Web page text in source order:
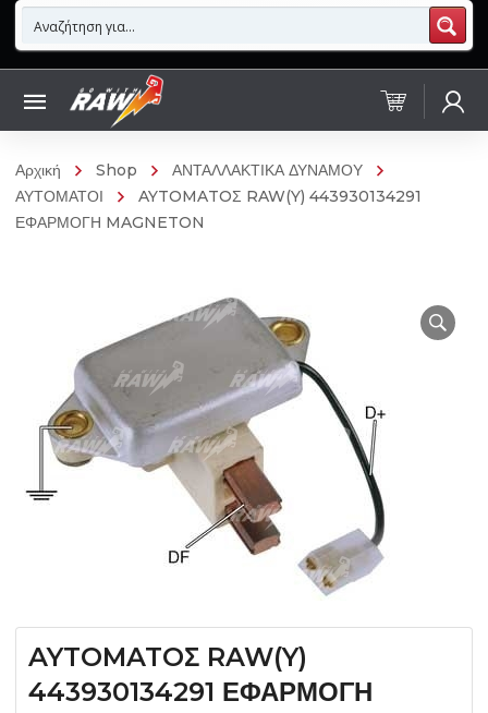
Αρχική Shop
ΑΝΤΑΛΛΑΚΤΙΚΑ ΔΥΝΑΜΟΥ
ΑΥΤΟΜΑΤΟΙ
AYTOMATOΣ RAW(Y) 443930134291
ΕΦΑΡΜΟΓΗ MAGNETON
AYTOMATOΣ RAW(Y)
443930134291 ΕΦΑΡΜΟΓΗ